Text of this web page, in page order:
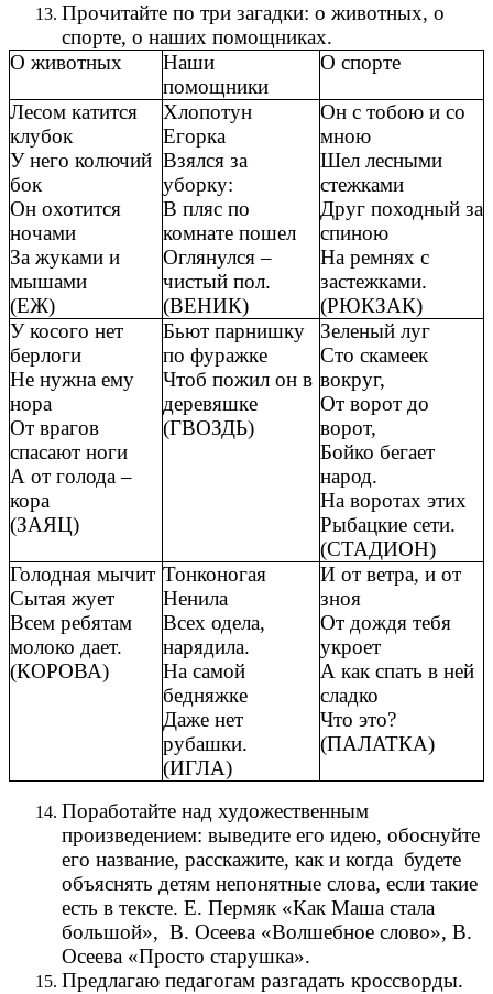
Прочитайте по три загадки: о животных, о
спорте, о наших помощниках.
О животных
Наши
помощники
О спорте
Лесом катится
клубок
У него колючий
бок
Он охотится
ночами
За жуками и
мышами
(ЕЖ)
Хлопотун
Егорка
Взялся за
уборку:
В пляс по
комнате пошел
Оглянулся –
чистый пол.
(ВЕНИК)
Он с тобою и со
мною
Шел лесными
стежками
Друг походный за
спиною
На ремнях с
застежками.
(РЮКЗАК)
У косого нет
берлоги
Не нужна ему
нора
От врагов
спасают ноги
А от голода –
кора
(ЗАЯЦ)
Бьют парнишку
по фуражке
Чтоб пожил он в
деревяшке
(ГВОЗДЬ)
Зеленый луг
Сто скамеек
вокруг,
От ворот до
ворот,
Бойко бегает
народ.
На воротах этих
Рыбацкие сети.
(СТАДИОН)
Голодная мычит
Сытая жует
Всем ребятам
молоко дает.
(КОРОВА)
Тонконогая
Ненила
Всех одела,
нарядила.
На самой
бедняжке
Даже нет
рубашки.
(ИГЛА)
И от ветра, и от
зноя
От дождя тебя
укроет
А как спать в ней
сладко
Что это?
(ПАЛАТКА)
Поработайте над художественным
произведением: выведите его идею, обоснуйте
его название, расскажите, как и когда будете
объяснять детям непонятные слова, если такие
есть в тексте. Е. Пермяк «Как Маша стала
большой», В. Осеева «Волшебное слово», В.
Осеева «Просто старушка».
Предлагаю педагогам разгадать кроссворды.